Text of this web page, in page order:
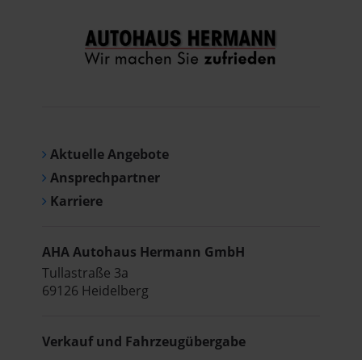
Aktuelle Angebote
Ansprechpartner
Karriere
AHA Autohaus Hermann GmbH
Tullastraße 3a
69126 Heidelberg
Verkauf und Fahrzeugübergabe